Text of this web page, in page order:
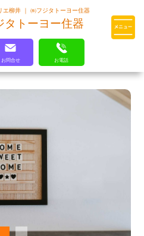
の厳しい基準を
いのプロ集団です
エ柳井 ｜ ㈱フジタトーヨー住器
タトーヨー住器
お問合せ お電話